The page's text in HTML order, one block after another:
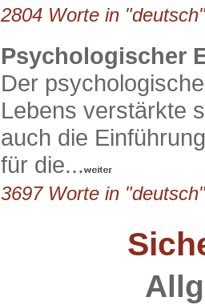
2804 Worte in
Psychologischer
Der
Lebens verstärkte
auch die
für die...
3697 Worte in